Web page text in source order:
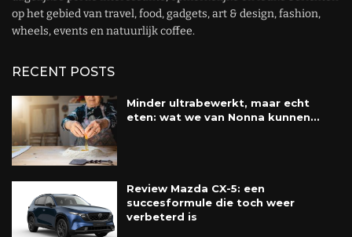
op het gebied van travel, food, gadgets, art & design, fashion,
wheels, events en natuurlijk coffee.
RECENT POSTS
Minder ultrabewerkt, maar echt
eten: wat we van Nonna kunnen...
Review Mazda CX-5: een
succesformule die toch weer
verbeterd is